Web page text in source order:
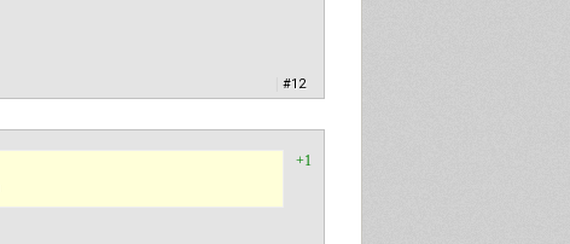
#12
+1